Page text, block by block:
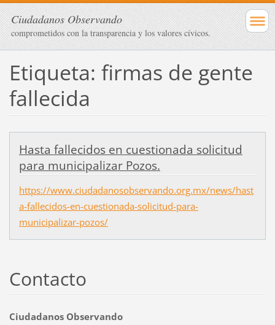
Ciudadanos Observando
comprometidos con la transparencia y los valores cívicos.
Etiqueta: firmas de gente
fallecida
Hasta fallecidos en cuestionada solicitud
para municipalizar Pozos.
https://www.ciudadanosobservando.org.mx/news/hast
a-fallecidos-en-cuestionada-solicitud-para-
municipalizar-pozos/
Contacto
Ciudadanos Observando